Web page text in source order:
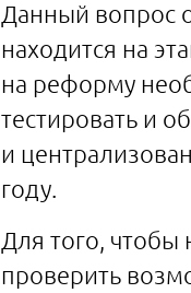
Данный вопрос
находится на
на реформу
тестировать и
и
году.
Для того,
проверить